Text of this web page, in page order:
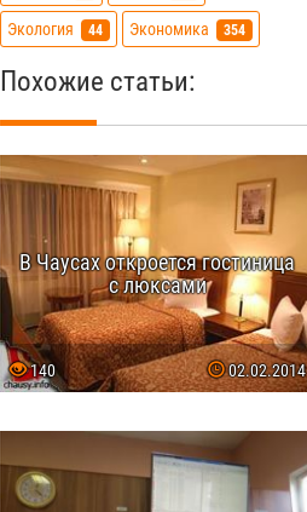
Экология 44 Экономика 354
Похожие статьи:
В Чаусах откроется гостиница
с люксами
140 02.02.2014